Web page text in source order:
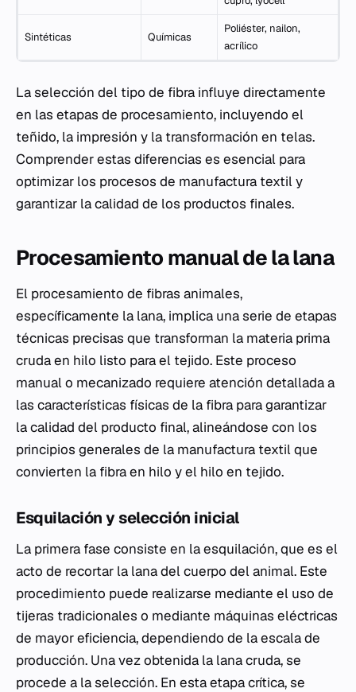
Sintéticas Químicas
Poliéster, nailon,
acrílico
La selección del tipo de fibra influye directamente
en las etapas de procesamiento, incluyendo el
teñido, la impresión y la transformación en telas.
Comprender estas diferencias es esencial para
optimizar los procesos de manufactura textil y
garantizar la calidad de los productos finales.
Procesamiento manual de la lana
El procesamiento de fibras animales,
específicamente la lana, implica una serie de etapas
técnicas precisas que transforman la materia prima
cruda en hilo listo para el tejido. Este proceso
manual o mecanizado requiere atención detallada a
las características físicas de la fibra para garantizar
la calidad del producto final, alineándose con los
principios generales de la manufactura textil que
convierten la fibra en hilo y el hilo en tejido.
Esquilación y selección inicial
La primera fase consiste en la esquilación, que es el
acto de recortar la lana del cuerpo del animal. Este
procedimiento puede realizarse mediante el uso de
tijeras tradicionales o mediante máquinas eléctricas
de mayor eficiencia, dependiendo de la escala de
producción. Una vez obtenida la lana cruda, se
procede a la selección. En esta etapa crítica, se